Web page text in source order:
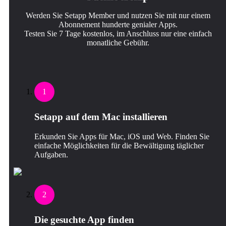
Werden Sie Setapp Member und nutzen Sie mit nur einem
Abonnement hunderte genialer Apps.
Testen Sie 7 Tage kostenlos, im Anschluss nur eine einfach
monatliche Gebühr.
1
Setapp auf dem Mac installieren
Erkunden Sie Apps für Mac, iOS und Web. Finden Sie
einfache Möglichkeiten für die Bewältigung täglicher
Aufgaben.
2
Die gesuchte App finden